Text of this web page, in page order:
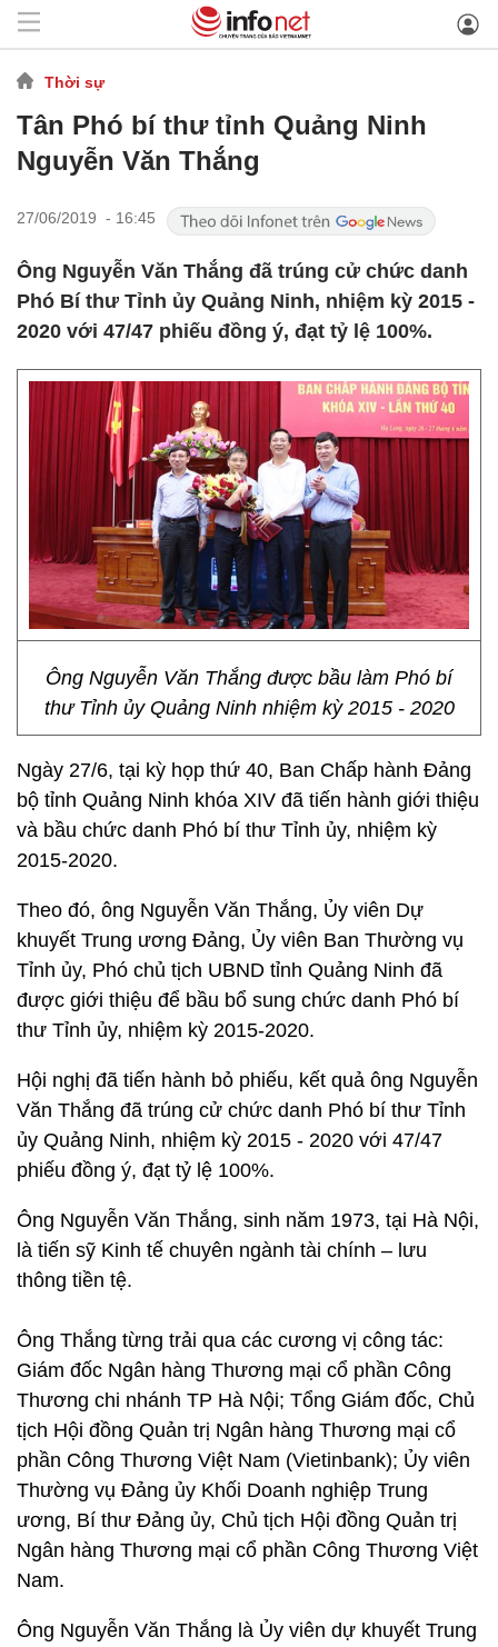
Thời sự
Tân Phó bí thư tỉnh Quảng Ninh
Nguyễn Văn Thắng
27/06/2019 - 16:45
Ông Nguyễn Văn Thắng đã trúng cử chức danh
Phó Bí thư Tỉnh ủy Quảng Ninh, nhiệm kỳ 2015 -
2020 với 47/47 phiếu đồng ý, đạt tỷ lệ 100%.
Ông Nguyễn Văn Thắng được bầu làm Phó bí
thư Tỉnh ủy Quảng Ninh nhiệm kỳ 2015 - 2020
Ngày 27/6, tại kỳ họp thứ 40, Ban Chấp hành Đảng
bộ tỉnh Quảng Ninh khóa XIV đã tiến hành giới thiệu
và bầu chức danh Phó bí thư Tỉnh ủy, nhiệm kỳ
2015-2020.
Theo đó, ông Nguyễn Văn Thắng, Ủy viên Dự
khuyết Trung ương Đảng, Ủy viên Ban Thường vụ
Tỉnh ủy, Phó chủ tịch UBND tỉnh Quảng Ninh đã
được giới thiệu để bầu bổ sung chức danh Phó bí
thư Tỉnh ủy, nhiệm kỳ 2015-2020.
Hội nghị đã tiến hành bỏ phiếu, kết quả ông Nguyễn
Văn Thắng đã trúng cử chức danh Phó bí thư Tỉnh
ủy Quảng Ninh, nhiệm kỳ 2015 - 2020 với 47/47
phiếu đồng ý, đạt tỷ lệ 100%.
Ông Nguyễn Văn Thắng, sinh năm 1973, tại Hà Nội,
là tiến sỹ Kinh tế chuyên ngành tài chính – lưu
thông tiền tệ.
Ông Thắng từng trải qua các cương vị công tác:
Giám đốc Ngân hàng Thương mại cổ phần Công
Thương chi nhánh TP Hà Nội; Tổng Giám đốc, Chủ
tịch Hội đồng Quản trị Ngân hàng Thương mại cổ
phần Công Thương Việt Nam (Vietinbank); Ủy viên
Thường vụ Đảng ủy Khối Doanh nghiệp Trung
ương, Bí thư Đảng ủy, Chủ tịch Hội đồng Quản trị
Ngân hàng Thương mại cổ phần Công Thương Việt
Nam.
Ông Nguyễn Văn Thắng là Ủy viên dự khuyết Trung